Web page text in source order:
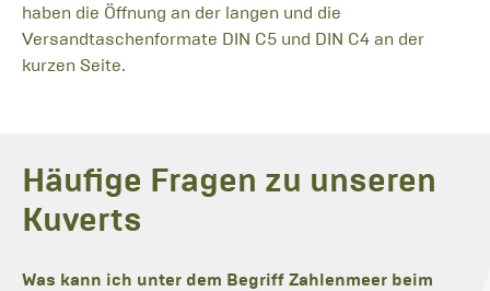
haben die Öffnung an der langen und die
Versandtaschenformate DIN C5 und DIN C4 an der
kurzen Seite.
Häufige Fragen zu unseren
Kuverts
Was kann ich unter dem Begriff Zahlenmeer beim